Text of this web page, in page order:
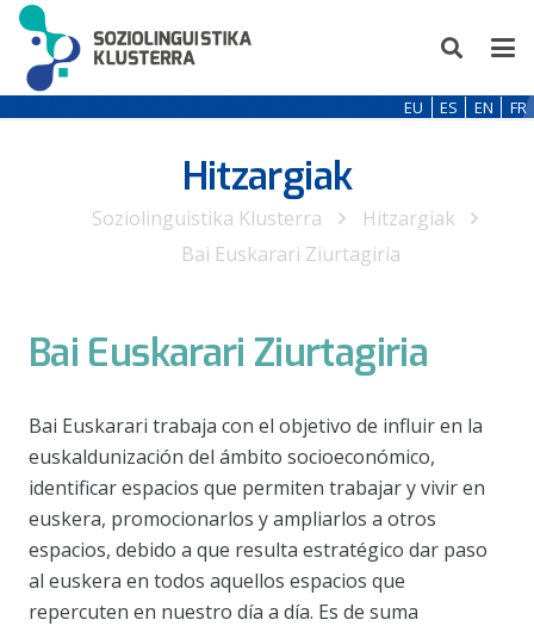
EU ES EN FR
Hitzargiak
Soziolinguistika Klusterra
Hitzargiak
Bai Euskarari Ziurtagiria
Bai Euskarari Ziurtagiria
Bai Euskarari trabaja con el objetivo de influir en la
euskaldunización del ámbito socioeconómico,
identificar espacios que permiten trabajar y vivir en
euskera, promocionarlos y ampliarlos a otros
espacios, debido a que resulta estratégico dar paso
al euskera en todos aquellos espacios que
repercuten en nuestro día a día. Es de suma